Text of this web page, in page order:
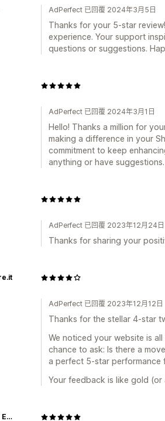
AdPerfect 已回覆 2024年3月5日
Thanks for your 5-star
experience. Your support
questions or suggestions.
AdPerfect 已回覆 2024年3月1日
Hello! Thanks a million for
making a difference in your
commitment to keep
anything or have
AdPerfect 已回覆 2023年12月24日
Thanks for sharing your
AdPerfect 已回覆 2023年12月12日
Thanks for the stellar 4-star
We noticed your website is
chance to ask: Is there a
a perfect 5-star performance
Your feedback is like gold
Advanced SimRacing Europe